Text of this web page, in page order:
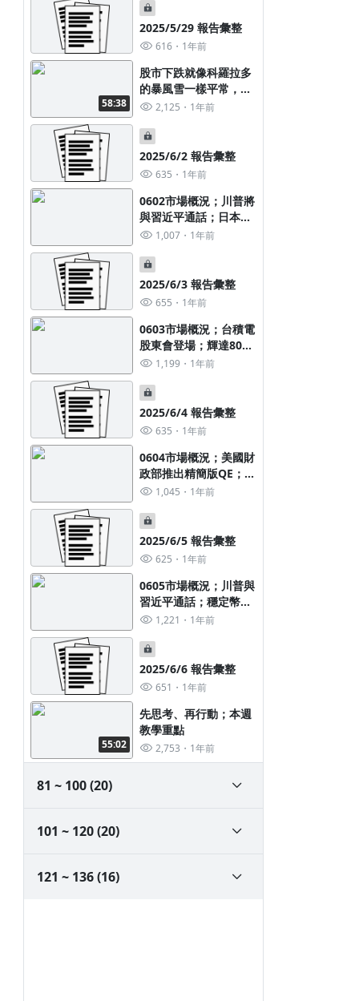
會議提到AI次數下降；
日本債券殖利率；美國
10Y殖利率模型；生
技、PCB族群
2025/5/29 報告彙整
616 1年前
58:38
股市下跌就像科羅拉多
的暴風雪一樣平常，如
果你有準備，它並不能
2,125 1年前
2025/6/2 報告彙整
635 1年前
0602市場概況；川普將
與習近平通話；日本通
脹數據、糧食價格、
在陷入真正的麻煩；美
國房地產市場，買家賣
家差距比擴大；美股散
戶動能降低
1,007 1年前
2025/6/3 報告彙整
655 1年前
0603市場概況；台積電
股東會登場；輝達800V
HVDC架構；標普500
上修盈餘的產業族群分
布
1,199 1年前
2025/6/4 報告彙整
635 1年前
0604市場概況；美國財
政部推出精簡版QE；德
國股市市值；美元30年
場2024-2025年國際資
金流向；重電族群：台
電各項設備與工程占
比，外籍移工舒緩下半
年人力缺口
1,045 1年前
2025/6/5 報告彙整
625 1年前
0605市場概況；川普與
習近平通話；穩定幣市
值高速成長；外資對新
場無所謂的是非？實證
研究美國關稅的影響；
海運運價更新
1,221 1年前
2025/6/6 報告彙整
651 1年前
55:02
先思考、再行動；本週
教學重點
2,753 1年前
81 ~ 100 (20)
101 ~ 120 (20)
121 ~ 136 (16)